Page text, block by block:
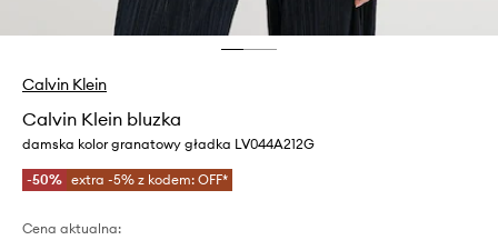
Calvin Klein
Calvin Klein bluzka
damska kolor granatowy gładka LV044A212G
-50% extra -5% z kodem: OFF*
Cena aktualna: